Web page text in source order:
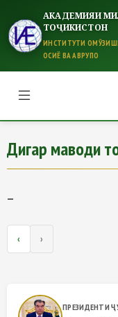
АКАДЕМИЯИ
ТОҶИКИСТОН
ИНСТИТУТИ
ОСИЁ ВА АВРУПО
Дигар
Дигар маводи
—
‹ ›
ПРЕЗИДЕНТИ